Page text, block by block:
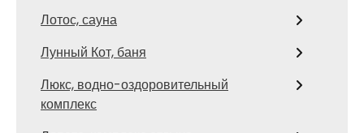
Лотос, сауна
Лунный Кот, баня
Люкс, водно-оздоровительный
комплекс